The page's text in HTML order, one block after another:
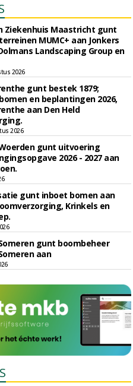
Ziekenhuis Maastricht gunt
MUMC+ aan Jonkers
Landscaping Group en
2026
gunt bestek 1879;
en beplantingen 2026,
aan Den Held
2026
gunt uitvoering
2026 - 2027 aan
gunt inboet bomen aan
Krinkels en
gunt boombeheer
aan